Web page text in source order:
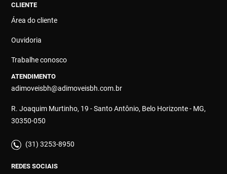
CLIENTE
Área do cliente
Ouvidoria
Trabalhe conosco
ATENDIMENTO
adimoveisbh@adimoveisbh.com.br
R. Joaquim Murtinho, 19 - Santo Antônio, Belo Horizonte - MG,
30350-050
(31) 3253-8950
REDES SOCIAIS